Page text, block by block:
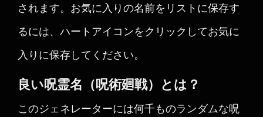
されます。お気に入りの名前をリストに保存す
るには、ハートアイコンをクリックしてお気に
入りに保存してください。
良い呪霊名（呪術廻戦）とは？
このジェネレーターには何千ものランダムな呪